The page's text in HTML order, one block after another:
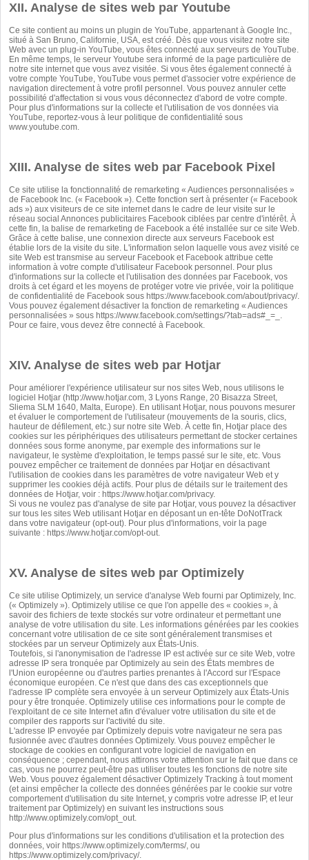
XII. Analyse de sites web par Youtube
Ce site contient au moins un plugin de YouTube, appartenant à Google Inc.,
situé à San Bruno, Californie, USA, est créé. Dès que vous visitez notre site
Web avec un plug-in YouTube, vous êtes connecté aux serveurs de YouTube.
En même temps, le serveur Youtube sera informé de la page particulière de
notre site internet que vous avez visitée. Si vous êtes également connecté à
votre compte YouTube, YouTube vous permet d'associer votre expérience de
navigation directement à votre profil personnel. Vous pouvez annuler cette
possibilité d'affectation si vous vous déconnectez d'abord de votre compte.
Pour plus d'informations sur la collecte et l'utilisation de vos données via
YouTube, reportez-vous à leur politique de confidentialité sous
www.youtube.com.
XIII. Analyse de sites web par Facebook Pixel
Ce site utilise la fonctionnalité de remarketing « Audiences personnalisées »
de Facebook Inc. (« Facebook »). Cette fonction sert à présenter (« Facebook
ads ») aux visiteurs de ce site internet dans le cadre de leur visite sur le
réseau social Annonces publicitaires Facebook ciblées par centre d'intérêt. À
cette fin, la balise de remarketing de Facebook a été installée sur ce site Web.
Grâce à cette balise, une connexion directe aux serveurs Facebook est
établie lors de la visite du site. L'information selon laquelle vous avez visité ce
site Web est transmise au serveur Facebook et Facebook attribue cette
information à votre compte d'utilisateur Facebook personnel. Pour plus
d'informations sur la collecte et l'utilisation des données par Facebook, vos
droits à cet égard et les moyens de protéger votre vie privée, voir la politique
de confidentialité de Facebook sous https://www.facebook.com/about/privacy/.
Vous pouvez également désactiver la fonction de remarketing « Audiences
personnalisées » sous https://www.facebook.com/settings/?tab=ads#_=_ .
Pour ce faire, vous devez être connecté à Facebook.
XIV. Analyse de sites web par Hotjar
Pour améliorer l'expérience utilisateur sur nos sites Web, nous utilisons le
logiciel Hotjar (http://www.hotjar.com, 3 Lyons Range, 20 Bisazza Street,
Sliema SLM 1640, Malta, Europe). En utilisant Hotjar, nous pouvons mesurer
et évaluer le comportement de l'utilisateur (mouvements de la souris, clics,
hauteur de défilement, etc.) sur notre site Web. À cette fin, Hotjar place des
cookies sur les périphériques des utilisateurs permettant de stocker certaines
données sous forme anonyme, par exemple des informations sur le
navigateur, le système d'exploitation, le temps passé sur le site, etc. Vous
pouvez empêcher ce traitement de données par Hotjar en désactivant
l'utilisation de cookies dans les paramètres de votre navigateur Web et y
supprimer les cookies déjà actifs. Pour plus de détails sur le traitement des
données de Hotjar, voir : https://www.hotjar.com/privacy.
Si vous ne voulez pas d'analyse de site par Hotjar, vous pouvez la désactiver
sur tous les sites Web utilisant Hotjar en déposant un en-tête DoNotTrack
dans votre navigateur (opt-out). Pour plus d'informations, voir la page
suivante : https://www.hotjar.com/opt-out.
XV. Analyse de sites web par Optimizely
Ce site utilise Optimizely, un service d'analyse Web fourni par Optimizely, Inc.
(« Optimizely »). Optimizely utilise ce que l'on appelle des « cookies », à
savoir des fichiers de texte stockés sur votre ordinateur et permettant une
analyse de votre utilisation du site. Les informations générées par les cookies
concernant votre utilisation de ce site sont généralement transmises et
stockées par un serveur Optimizely aux États-Unis.
Toutefois, si l'anonymisation de l'adresse IP est activée sur ce site Web, votre
adresse IP sera tronquée par Optimizely au sein des États membres de
l'Union européenne ou d'autres parties prenantes à l'Accord sur l'Espace
économique européen. Ce n'est que dans des cas exceptionnels que
l'adresse IP complète sera envoyée à un serveur Optimizely aux États-Unis
pour y être tronquée. Optimizely utilise ces informations pour le compte de
l'exploitant de ce site Internet afin d'évaluer votre utilisation du site et de
compiler des rapports sur l'activité du site.
L'adresse IP envoyée par Optimizely depuis votre navigateur ne sera pas
fusionnée avec d'autres données Optimizely. Vous pouvez empêcher le
stockage de cookies en configurant votre logiciel de navigation en
conséquence ; cependant, nous attirons votre attention sur le fait que dans ce
cas, vous ne pourrez peut-être pas utiliser toutes les fonctions de notre site
Web. Vous pouvez également désactiver Optimizely Tracking à tout moment
(et ainsi empêcher la collecte des données générées par le cookie sur votre
comportement d'utilisation du site Internet, y compris votre adresse IP, et leur
traitement par Optimizely) en suivant les instructions sous
http://www.optimizely.com/opt_out.
Pour plus d'informations sur les conditions d'utilisation et la protection des
données, voir https://www.optimizely.com/terms/, ou
https://www.optimizely.com/privacy/.